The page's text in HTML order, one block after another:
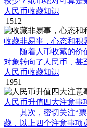
人民币收藏知识
1512
收藏非易事，心态和积
随着人币收藏的价值
对象转向了人民币，甚
人民币收藏知识
1951
人民币升值四大注意事
其次，密切关注“
藏，以上四个注意事项